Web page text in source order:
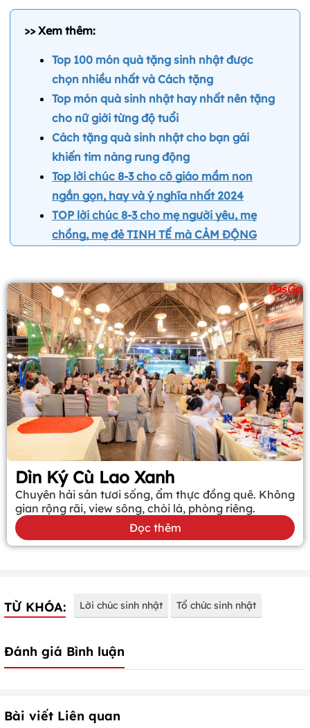
>> Xem thêm:
Top 100 món quà tặng sinh nhật được
chọn nhiều nhất và Cách tặng
Top món quà sinh nhật hay nhất nên tặng
cho nữ giới từng độ tuổi
Cách tặng quà sinh nhật cho bạn gái
khiến tim nàng rung động
Top lời chúc 8-3 cho cô giáo mầm non
ngắn gọn, hay và ý nghĩa nhất 2024
TOP lời chúc 8-3 cho mẹ người yêu, mẹ
chồng, mẹ đẻ TINH TẾ mà CẢM ĐỘNG
Dìn Ký Cù Lao Xanh
Chuyên hải sản tươi sống, ẩm thực đồng quê. Không
gian rộng rãi, view sông, chòi lá, phòng riêng.
Đọc thêm
TỪ KHÓA: Lời chúc sinh nhật Tổ chức sinh nhật
Đánh giá Bình luận
Bài viết Liên quan